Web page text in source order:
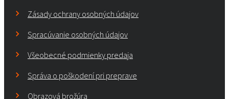
Zásady ochrany osobných údajov
Spracúvanie osobných údajov
Všeobecné podmienky predaja
Správa o poškodení pri preprave
Obrazová brožúra